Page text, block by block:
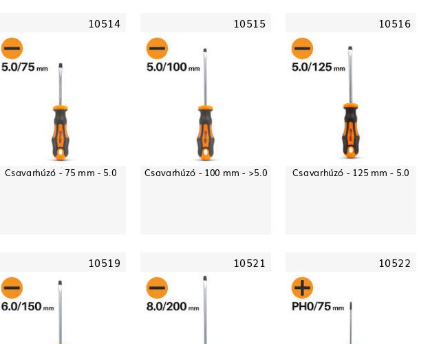
10514
Csavarhúzó - 75 mm - 5.0
10515
Csavarhúzó - 100 mm - >5.0
10516
Csavarhúzó - 125 mm - 5.0
10519 10521 10522